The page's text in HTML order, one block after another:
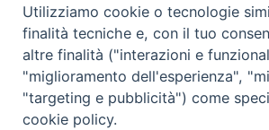
a
c
e
i
n
t
L
i
n
k
X
h
r
e
Utilizziamo cookie o tecnologie
finalità tecniche e, con il tuo
altre finalità ("interazioni e
"miglioramento dell'esperienza",
"targeting e pubblicità") come
cookie policy.